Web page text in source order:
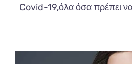
Covid-19,όλα όσα πρέπει